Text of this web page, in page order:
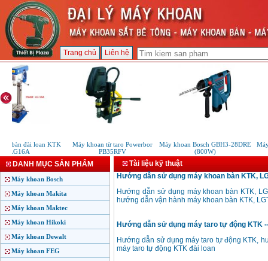
Trang chủ Liên hệ
bàn đài loan KTK
LG16A
Máy khoan từ taro Powerbor
PB35RFV
Máy khoan Bosch GBH3-28DRE
(800W)
DANH MỤC SẢN PHẨM
Máy khoan Bosch
Máy khoan Makita
Máy khoan Maktec
Máy khoan Hikoki
Máy khoan Dewalt
Máy khoan FEG
Tài liệu kỹ thuật
Hướng dẫn sử dụng máy khoan bàn KTK,
Hướng dẫn sử dụng máy khoan bàn KTK,
hướng dẫn vận hành máy khoan bàn KTK,
Hướng dẫn sử dụng máy taro tự động KTK
Hướng dẫn sử dụng máy taro tự động KTK,
máy taro tự động KTK đài loan